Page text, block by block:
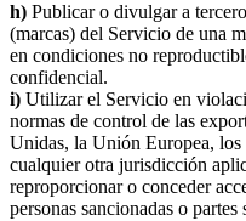
h) Publicar o divulgar a
(marcas) del Servicio de una
en condiciones no
confidencial.
i) Utilizar el Servicio en
normas de control de las
Unidas, la Unión Europea, los
cualquier otra jurisdicción
reproporcionar o conceder
personas sancionadas o partes